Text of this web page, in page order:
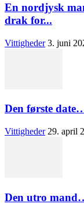
En nordjysk
drak for...
Vittigheder 3. juni
Den første
Vittigheder 29. april
Den utro